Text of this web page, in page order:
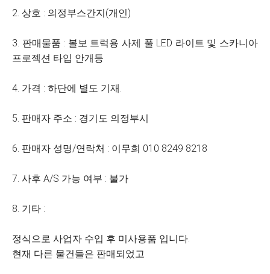
2. 상호 : 의정부스간지(개인)
3. 판매물품 : 볼보 트럭용 사제 풀 LED 라이트 및 스카니아
프로젝션 타입 안개등
4. 가격 : 하단에 별도 기재.
5. 판매자 주소 : 경기도 의정부시
6. 판매자 성명/연락처 : 이무희 010 8249 8218
7. 사후 A/S 가능 여부 : 불가
8. 기타 :
정식으로 사업자 수입 후 미사용품 입니다.
현재 다른 물건들은 판매되었고